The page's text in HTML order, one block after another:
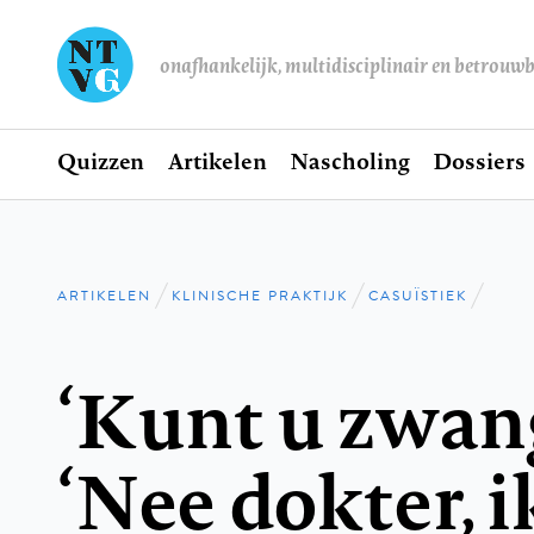
onafhankelijk, multidisciplinair en
Hoofdnavigatie
Home
Quizzen Artikelen Nascholing Dossiers
Kruimelpad
ARTIKELEN KLINISCHE PRAKTIJK CASUÏSTIEK
‘Kunt u
‘Nee dokter,